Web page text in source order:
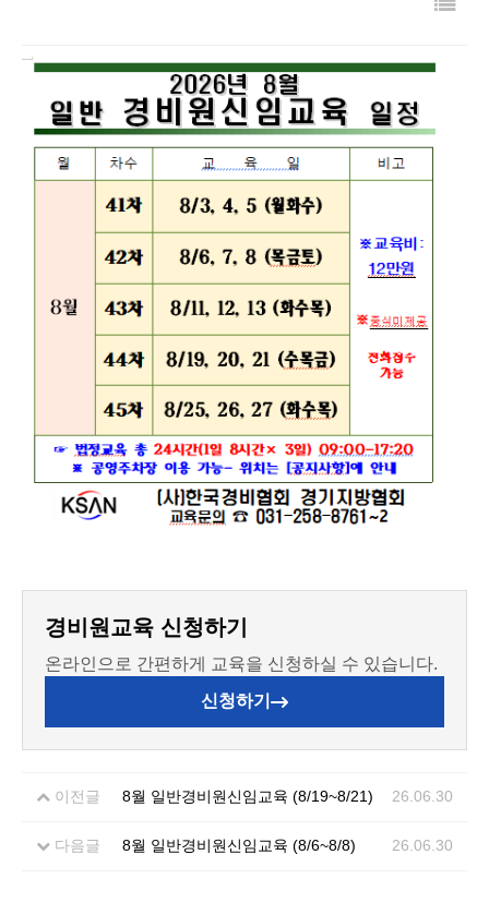
경비원교육 신청하기
온라인으로 간편하게 교육을 신청하실 수 있습니다.
신청하기
이전글 8월 일반경비원신임교육 (8/19~8/21) 26.06.30
다음글 8월 일반경비원신임교육 (8/6~8/8) 26.06.30